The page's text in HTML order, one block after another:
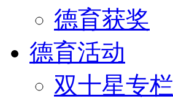
德育获奖
德育活动
双十星专栏